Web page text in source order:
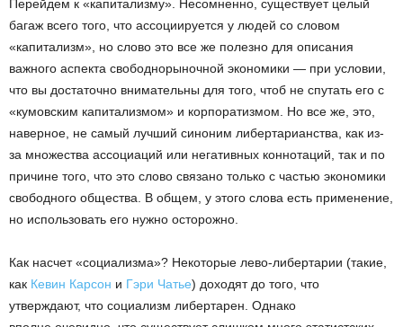
Перейдем к «капитализму». Несомненно, существует целый
багаж всего того, что ассоциируется у людей со словом
«капитализм», но слово это все же полезно для описания
важного аспекта свободнорыночной экономики — при условии,
что вы достаточно внимательны для того, чтоб не спутать его с
«кумовским капитализмом» и корпоратизмом. Но все же, это,
наверное, не самый лучший синоним либертарианства, как из-
за множества ассоциаций или негативных коннотаций, так и по
причине того, что это слово связано только с частью экономики
свободного общества. В общем, у этого слова есть применение,
но использовать его нужно осторожно.
Как насчет «социализма»? Некоторые лево-либертарии (такие,
как Кевин Карсон и Гэри Чатье) доходят до того, что
утверждают, что социализм либертарен. Однако